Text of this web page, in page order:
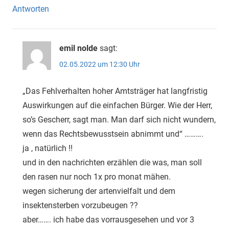
Antworten
emil nolde sagt:
02.05.2022 um 12:30 Uhr
„Das Fehlverhalten hoher Amtsträger hat langfristig
Auswirkungen auf die einfachen Bürger. Wie der Herr,
so’s Gescherr, sagt man. Man darf sich nicht wundern,
wenn das Rechtsbewusstsein abnimmt und“ ……….
ja , natürlich !!
und in den nachrichten erzählen die was, man soll
den rasen nur noch 1x pro monat mähen.
wegen sicherung der artenvielfalt und dem
insektensterben vorzubeugen ??
aber……. ich habe das vorrausgesehen und vor 3